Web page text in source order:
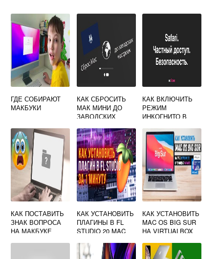
ГДЕ СОБИРАЮТ
МАКБУКИ
КАК СБРОСИТЬ
МАК МИНИ ДО
ЗАВОДСКИХ
ОБЫЧНОЙ
КЛАВИАТУРОЙ
КАК ВКЛЮЧИТЬ
РЕЖИМ
ИНКОГНИТО В
КАК ПОСТАВИТЬ
ЗНАК ВОПРОСА
НА МАКБУКЕ
КАК УСТАНОВИТЬ
ПЛАГИНЫ В FL
STUDIO 20 MAC
КАК УСТАНОВИТЬ
MAC OS BIG SUR
НА VIRTUALBOX